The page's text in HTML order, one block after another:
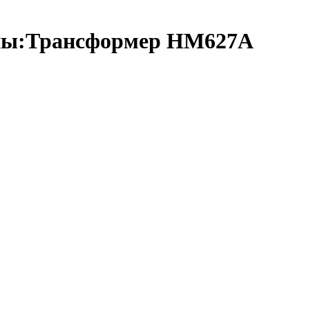
HM627A